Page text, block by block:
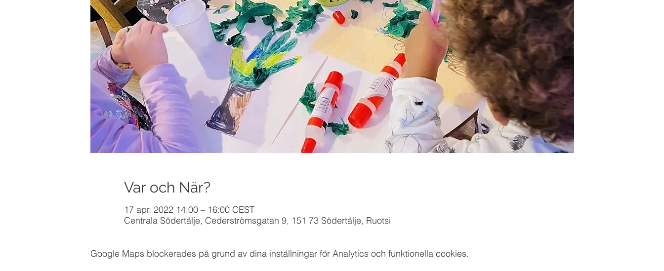
Var och När?
17 apr. 2022 14:00 – 16:00 CEST
Centrala Södertälje, Cederströmsgatan 9, 151 73 Södertälje, Ruotsi
Google Maps blockerades på grund av dina inställningar för Analytics och funktionella cookies.